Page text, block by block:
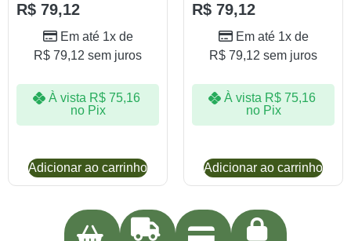
R$ 79,12
Em até 1x de
R$ 79,12 sem juros
À vista R$75,16
no Pix
Adicionar ao carrinho
R$ 79,12
Em até 1x de
R$ 79,12 sem juros
À vista R$75,16
no Pix
Adicionar ao carrinho